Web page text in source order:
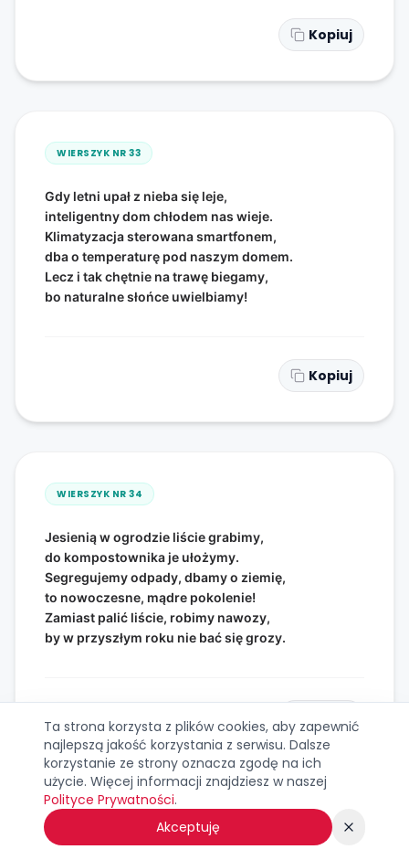
Kopiuj
WIERSZYK NR 33
Gdy letni upał z nieba się leje,
inteligentny dom chłodem nas wieje.
Klimatyzacja sterowana smartfonem,
dba o temperaturę pod naszym domem.
Lecz i tak chętnie na trawę biegamy,
bo naturalne słońce uwielbiamy!
Kopiuj
WIERSZYK NR 34
Jesienią w ogrodzie liście grabimy,
do kompostownika je ułożymy.
Segregujemy odpady, dbamy o ziemię,
to nowoczesne, mądre pokolenie!
Zamiast palić liście, robimy nawozy,
by w przyszłym roku nie bać się grozy.
Kopiuj
Ta strona korzysta z plików cookies, aby zapewnić
najlepszą jakość korzystania z serwisu. Dalsze
korzystanie ze strony oznacza zgodę na ich
użycie. Więcej informacji znajdziesz w naszej
Polityce Prywatności.
Akceptuję